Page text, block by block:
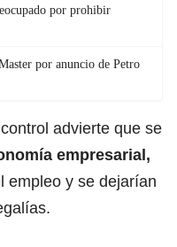
por prohibir
por anuncio de Petro
advierte que se
empresarial,
empleo y se dejarían